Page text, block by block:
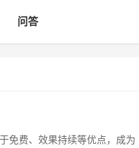
问答
免费、效果持续等优点，成为